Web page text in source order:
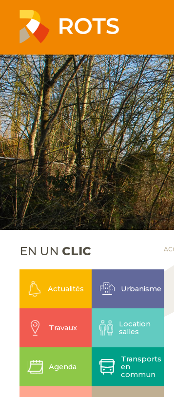
EN UN CLIC
Actualités Urbanisme
Travaux
Location
salles
Agenda
Transports
en
commun